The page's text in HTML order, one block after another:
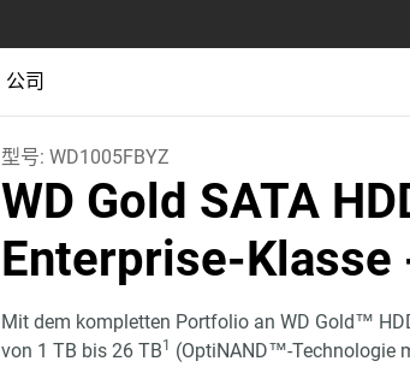
公司
型号:WD1005FBYZ
WD Gold SATA
Enterprise-Klasse
Mit dem kompletten Portfolio an WD Gold™
von 1 TB bis 26 TB1
(OptiNAND™-Technologie